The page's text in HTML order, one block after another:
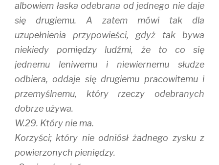
albowiem łaska odebrana od jednego nie daje
się drugiemu. A zatem mówi tak dla
uzupełnienia przypowieści, gdyż tak bywa
niekiedy pomiędzy ludźmi, że to co się
jednemu leniwemu i niewiernemu słudze
odbiera, oddaje się drugiemu pracowitemu i
przemyślnemu, który rzeczy odebranych
dobrze używa.
W.29. Który nie ma.
Korzyści; który nie odniósł żadnego zysku z
powierzonych pieniędzy.